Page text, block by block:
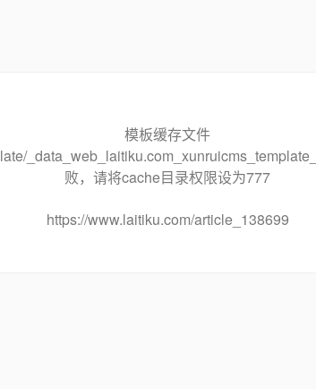
模板缓存文件
败，请将cache目录权限设为777
https://www.laitiku.com/article_138699